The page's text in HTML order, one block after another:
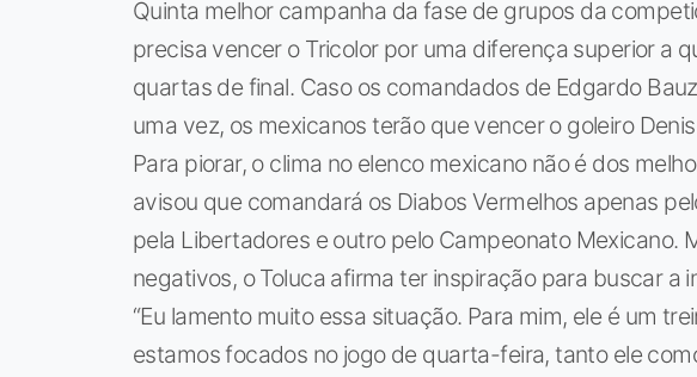
Quinta melhor campanha da fase de grupos da
precisa vencer o Tricolor por uma diferença superior a
quartas de final. Caso os comandados de Edgardo
uma vez, os mexicanos terão que vencer o goleiro
Para piorar, o clima no elenco mexicano não é dos
avisou que comandará os Diabos Vermelhos apenas
pela Libertadores e outro pelo Campeonato Mexicano.
negativos, o Toluca afirma ter inspiração para buscar a
“Eu lamento muito essa situação. Para mim, ele é um
estamos focados no jogo de quarta-feira, tanto ele